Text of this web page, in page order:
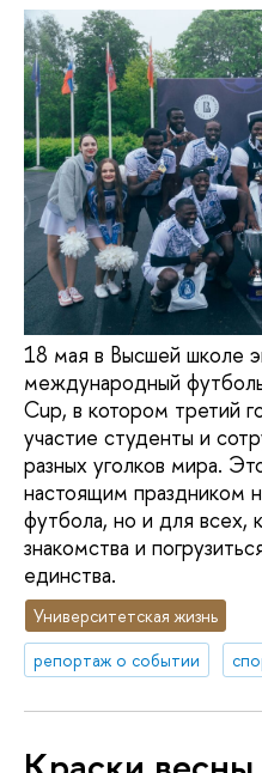
18 мая в Высшей школе
международный
Cup, в котором третий
участие студенты и
разных уголков мира.
настоящим праздником
футбола, но и для всех,
знакомства и
единства.
Университетская жизнь
репортаж о событии